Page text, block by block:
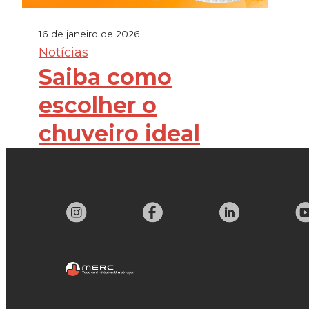
16 de janeiro de 2026
Notícias
Saiba como
escolher o
chuveiro ideal